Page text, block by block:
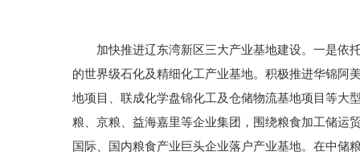
加快推进辽东湾新区三大产业基地建设。一是依托
的世界级石化及精细化工产业基地。积极推进华锦阿
地项目、联成化学盘锦化工及仓储物流基地项目等大
粮、京粮、益海嘉里等企业集团，围绕粮食加工储运
国际、国内粮食产业巨头企业落户产业基地。在中储